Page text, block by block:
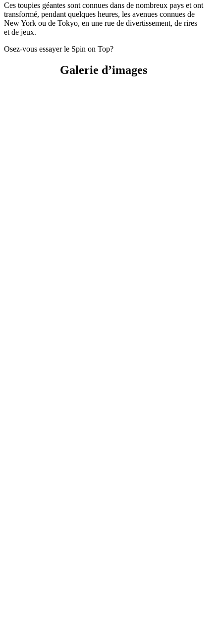
Ces toupies géantes sont connues dans de nombreux pays et ont
transformé, pendant quelques heures, les avenues connues de
New York ou de Tokyo, en une rue de divertissement, de rires
et de jeux.
Osez-vous essayer le Spin on Top?
Galerie d’images